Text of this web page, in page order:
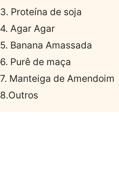
3. Proteína de soja
4. Agar Agar
5. Banana Amassada
6. Purê de maça
7. Manteiga de Amendoim
8.Outros